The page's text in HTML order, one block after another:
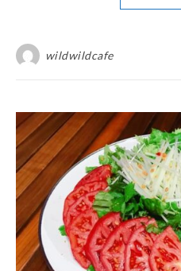
wildwildcafe